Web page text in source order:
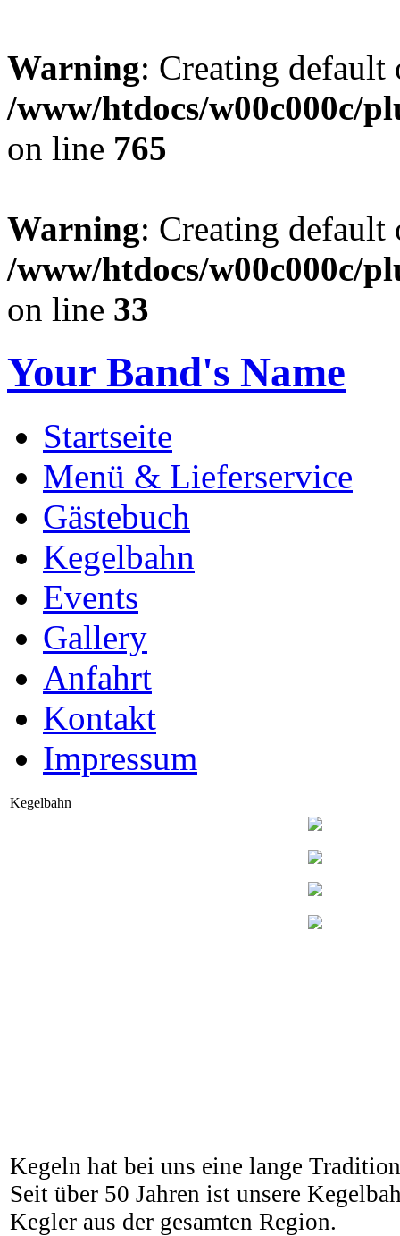
Warning: Creating
/www/htdocs/w00c000c/
on line 765
Warning: Creating
/www/htdocs/w00c000c/
on line 33
Your Band's Name
Startseite
Menü & Lieferservice
Gästebuch
Kegelbahn
Events
Gallery
Anfahrt
Kontakt
Impressum
Kegelbahn
Kegeln hat bei uns eine lange
Seit über 50 Jahren ist unsere
Kegler aus der gesamten Region.